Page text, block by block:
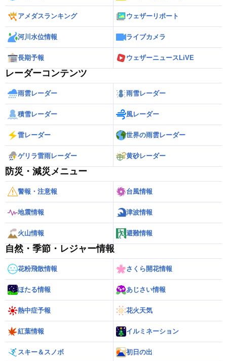
アメダスランキング ウェザーリポート
河川水位情報 ライブカメラ
長期予報 ウェザーニュースLiVE
レーダーコンテンツ
雨雲レーダー 雨雪レーダー
積雪レーダー 風レーダー
雷レーダー 世界の雨雲レーダー
ゲリラ雷雨レーダー 黄砂レーダー
防災・減災メニュー
警報・注意報 台風情報
地震情報 津波情報
火山情報 避難情報
自然・季節・レジャー情報
花粉飛散情報 さくら開花情報
ほたる情報 あじさい情報
熱中症予報 花火天気
紅葉情報 イルミネーション
スキー＆スノボ 初日の出